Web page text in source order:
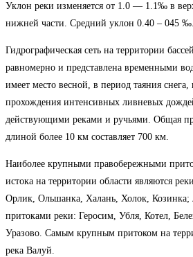
Уклон реки изменяется от 1.0 — 1.1‰ в
нижней части. Средний уклон 0.40 – 045 ‰.
Гидрографическая сеть на территории
равномерно и представлена временными
имеет место весной, в период таяния
прохождения интенсивных ливневых
действующими реками и ручьями. Общая
длиной более 10 км составляет 700 км.
Наиболее крупными правобережными
истока на территории области являются
Орлик, Ольшанка, Халань, Холок, Козинка;
притоками реки: Геросим, Убля, Котел,
Уразово. Самым крупным притоком на
река Валуй.